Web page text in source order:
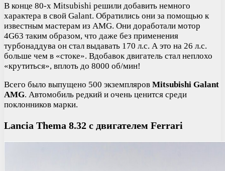
В конце 80-х Mitsubishi решили добавить немного
характера в свой Galant. Обратились они за помощью к
известным мастерам из AMG. Они доработали мотор
4G63 таким образом, что даже без применения
турбонаддува он стал выдавать 170 л.с. А это на 26 л.с.
больше чем в «стоке». Вдобавок двигатель стал неплохо
«крутиться», вплоть до 8000 об/мин!
Всего было выпущено 500 экземпляров Mitsubishi Galant
AMG. Автомобиль редкий и очень ценится среди
поклонников марки.
Lancia Thema 8.32 с двигателем Ferrari